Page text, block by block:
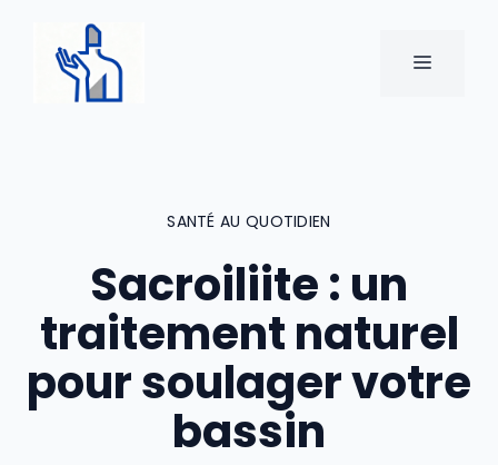
contenu
MENU
SANTÉ AU QUOTIDIEN
Sacroiliite : un
traitement naturel
pour soulager votre
bassin